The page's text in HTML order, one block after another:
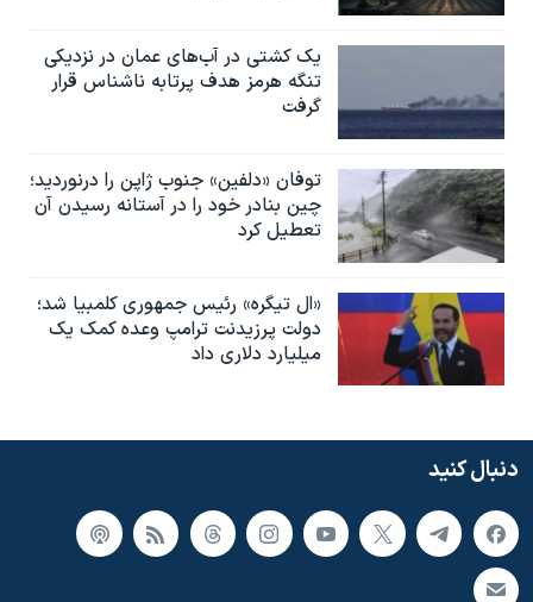
یک کشتی در آب‌های عمان در نزدیکی
تنگه هرمز هدف پرتابه ناشناس قرار
گرفت
توفان «دلفین» جنوب ژاپن را درنوردید؛
چین بنادر خود را در آستانه رسیدن آن
تعطیل کرد
«ال تیگره» رئیس جمهوری کلمبیا شد؛
دولت پرزیدنت ترامپ وعده کمک یک
میلیارد دلاری داد
دنبال کنید